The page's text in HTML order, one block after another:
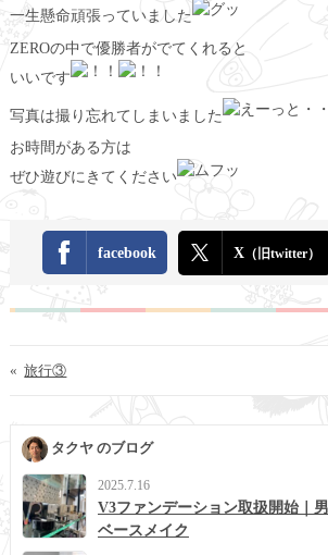
一生懸命頑張っていました
ZEROの中で優勝者がでてくれると
いいです
写真は撮り忘れてしまいました
お時間がある方は
ぜひ遊びにきてください
facebook X（旧twitter）
« 旅行③
タクヤ のブログ
2025.7.16
V3ファンデーション取扱開始｜
ベースメイク